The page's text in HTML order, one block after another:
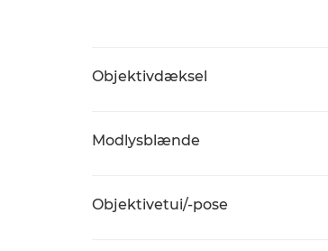
Objektivdæksel
Modlysblænde
Objektivetui/-pose